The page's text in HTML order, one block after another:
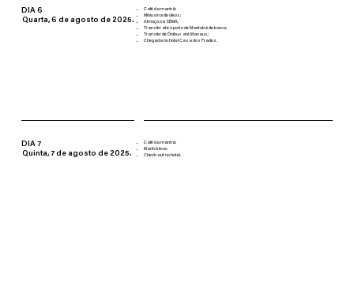
DIA 6
Quarta, 6 de agosto de 2025.
Café da manhã;
Miniusina de óleos;
Almoço na SEMA;
Transfer até o porto de Madrubá de barco;
Transfer de Ônibus até Manaus;
Chegada no hotel Casa dos Frades.
DIA 7
Quinta, 7 de agosto de 2025.
Café da manhã;
Manhã livre;
Check-out no hotel.